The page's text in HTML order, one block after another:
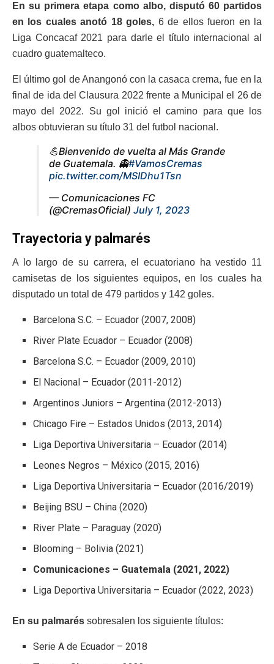
En su primera etapa como albo, disputó 60 partidos
en los cuales anotó 18 goles, 6 de ellos fueron en la
Liga Concacaf 2021 para darle el título internacional al
cuadro guatemalteco.
El último gol de Anangonó con la casaca crema, fue en la
final de ida del Clausura 2022 frente a Municipal el 26 de
mayo del 2022. Su gol inició el camino para que los
albos obtuvieran su título 31 del futbol nacional.
💪Bienvenido de vuelta al Más Grande
de Guatemala. 👻#VamosCremas
pic.twitter.com/MSIDhu1Tsn
— Comunicaciones FC
(@CremasOficial) July 1, 2023
Trayectoria y palmarés
A lo largo de su carrera, el ecuatoriano ha vestido 11
camisetas de los siguientes equipos, en los cuales ha
disputado un total de 479 partidos y 142 goles.
Barcelona S.C. – Ecuador (2007, 2008)
River Plate Ecuador – Ecuador (2008)
Barcelona S.C. – Ecuador (2009, 2010)
El Nacional – Ecuador (2011-2012)
Argentinos Juniors – Argentina (2012-2013)
Chicago Fire – Estados Unidos (2013, 2014)
Liga Deportiva Universitaria – Ecuador (2014)
Leones Negros – México (2015, 2016)
Liga Deportiva Universitaria – Ecuador (2016/2019)
Beijing BSU – China (2020)
River Plate – Paraguay (2020)
Blooming – Bolivia (2021)
Comunicaciones – Guatemala (2021, 2022)
Liga Deportiva Universitaria – Ecuador (2022, 2023)
En su palmarés sobresalen los siguiente títulos:
Serie A de Ecuador – 2018